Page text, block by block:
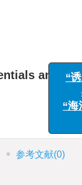
and
参考文献(0)
“诱发
与
“海洋